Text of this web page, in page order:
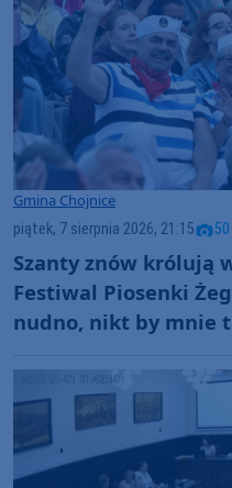
Gmina Chojnice
piątek, 7 sierpnia 2026, 21:15 50
Szanty znów królują
Festiwal Piosenki
nudno, nikt by mnie